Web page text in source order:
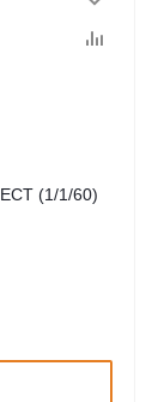
(1/1/60)